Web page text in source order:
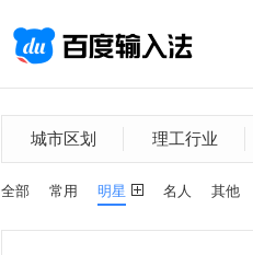
城市区划 理工行业
全部 常用 明星 名人 其他